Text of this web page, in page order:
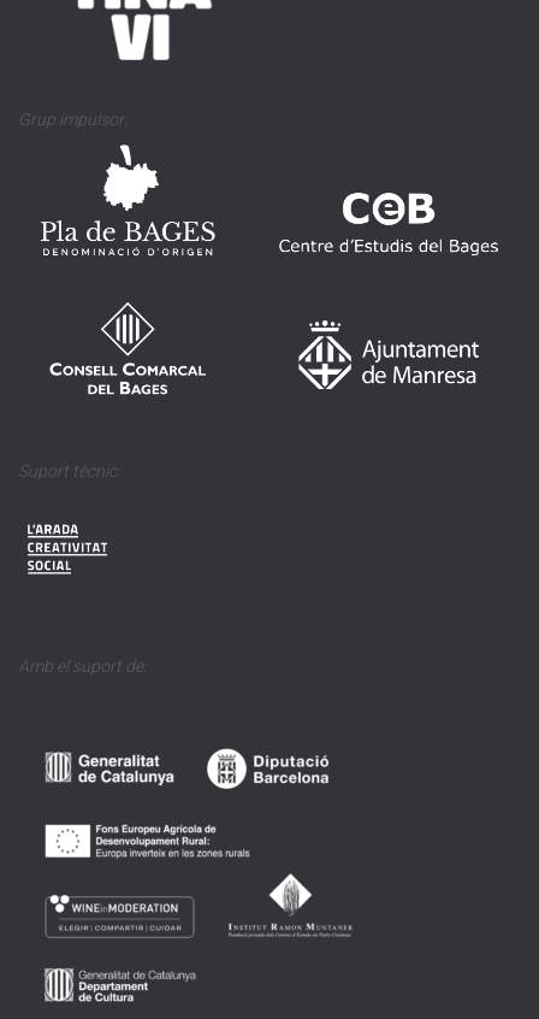
Grup impulsor:
Suport tècnic:
Amb el suport de: